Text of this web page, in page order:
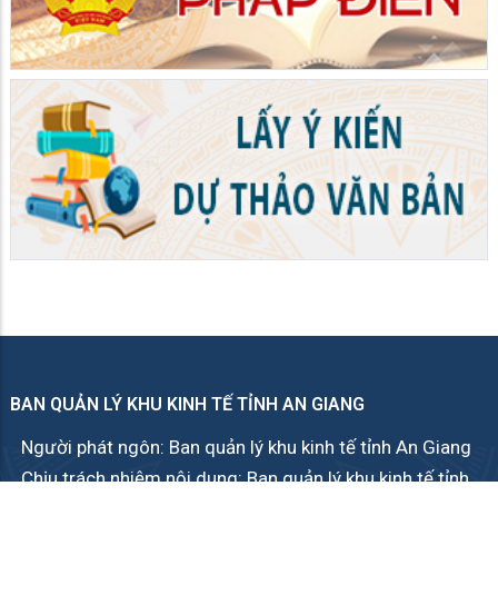
BAN QUẢN LÝ KHU KINH TẾ TỈNH AN GIANG
Người phát ngôn: Ban quản lý khu kinh tế tỉnh An Giang
Chịu trách nhiệm nội dung: Ban quản lý khu kinh tế tỉnh